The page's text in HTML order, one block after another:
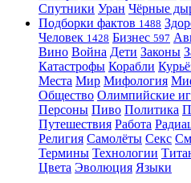
Спутники Уран Чёрные
Подборки фактов 1488
Человек 1428 Бизнес 597
Вино Война Дети Законы
Катастрофы Корабли
Места Мир Мифология
Общество Олимпийские
Персоны Пиво Политика
Путешествия Работа
Религия Самолёты Секс
Термины Технологии
Цвета Эволюция Языки